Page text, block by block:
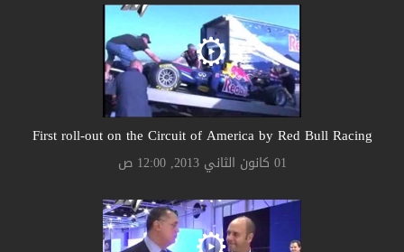
First roll-out on the Circuit of America by Red Bull Racing
01 كانون الثاني 2013, 12:00 ص